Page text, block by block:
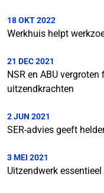
18 OKT 2022
Werkhuis helpt
21 DEC 2021
NSR en ABU
uitzendkrachten
2 JUN 2021
SER-advies geeft
3 MEI 2021
Uitzendwerk